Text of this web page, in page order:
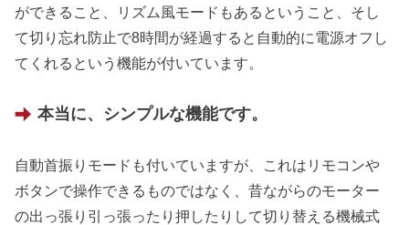
ができること、リズム風モードもあるということ、そし
て切り忘れ防止で8時間が経過すると自動的に電源オフし
てくれるという機能が付いています。
本当に、シンプルな機能です。
自動首振りモードも付いていますが、これはリモコンや
ボタンで操作できるものではなく、昔ながらのモーター
の出っ張り引っ張ったり押したりして切り替える機械式